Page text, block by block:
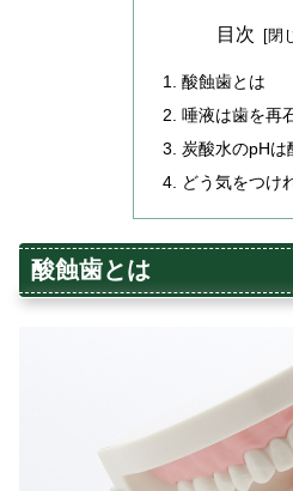
目次
酸蝕歯とは
唾液は歯を再
炭酸水のpHは
どう気をつけ
酸蝕歯とは